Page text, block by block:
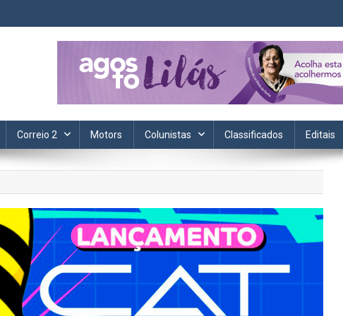
Informação, política, saúde, economia, esportes e cotidiano.
Correio 2 Motors Colunistas Classificados Editais